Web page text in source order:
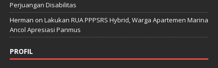
Perjuangan Disabilitas
Herman on Lakukan RUA PPPSRS Hybrid, Warga Apartemen Marina
Ancol Apresiasi Panmus
PROFIL